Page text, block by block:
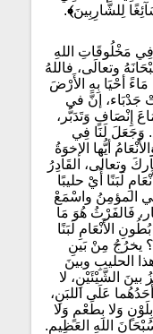
لِلشَّارِبِينَ﴾.
مَخْلُوقَاتِ اللهِ
وتعالَى، فاللهُ
أحْيَا بِهِ الأَرْضَ
جَدْبَاء، إنَّ في
إِنْصَافٍ وَتَدَبُّر،
وَجَعَلَ لَنَا فِي
أيُّها الإخوَةُ
وتعالى، القَادِرُ
لَبَنًا أَيْ حليبًا
المؤمِنُ واسْمَعْ
فَالفَرْثُ هُوَ مَا
الأَنْعَامِ لَبَنًا
يخرُجُ مِنْ بَينِ
الحليبِ وبينَ
بينَ الشَّيْئَيْنِ، لا
عَلَى اللبَنِ،
وَلا بِطَعْمٍ وَلا
اللهِ العَظِيم.